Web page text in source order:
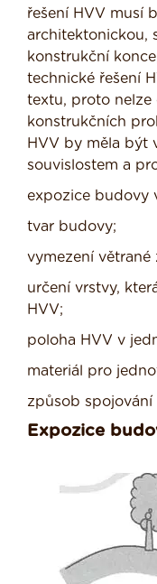
řešení HVV musí
architektonickou,
konstrukční
technické řešení
textu, proto nelze
konstrukčních
HVV by měla být
souvislostem a
expozice budovy
tvar budovy;
vymezení větrané
určení vrstvy,
HVV;
poloha HVV v
materiál pro
způsob spojování
Expozice